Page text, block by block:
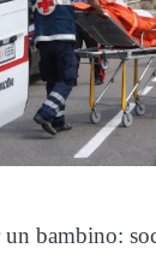
bambino: